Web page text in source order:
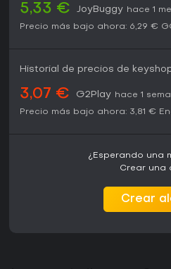
5,33 € JoyBuggy hace 1
Precio más bajo ahora: 6,29 €
Historial de precios de
3,07 € G2Play hace 1
Precio más bajo ahora: 3,81 €
¿Esperando una
Crear una
Crear